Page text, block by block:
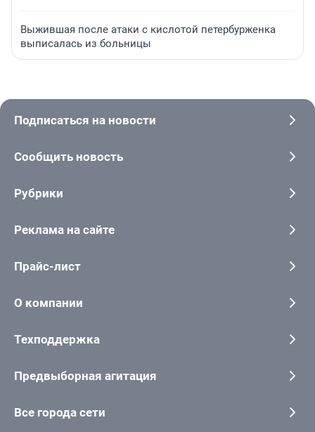
Выжившая после атаки с кислотой петербурженка
выписалась из больницы
Подписаться на новости
Сообщить новость
Рубрики
Реклама на сайте
Прайс-лист
О компании
Техподдержка
Предвыборная агитация
Все города сети